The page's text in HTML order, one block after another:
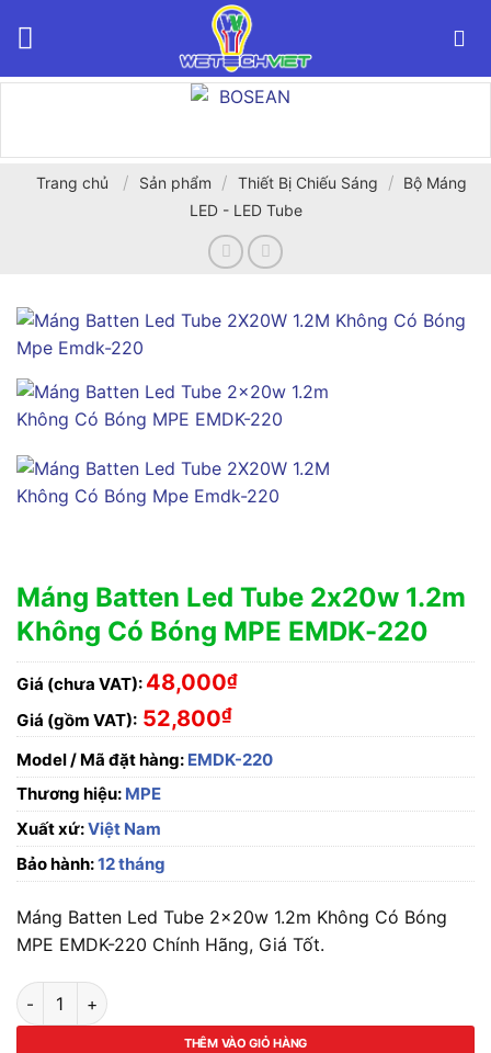
Trang chủ / Sản phẩm / Thiết Bị Chiếu Sáng / Bộ Máng
LED - LED Tube
Máng Batten Led Tube 2x20w 1.2m
Không Có Bóng MPE EMDK-220
Giá (chưa VAT): 48,000₫
Giá (gồm VAT): 52,800₫
Model / Mã đặt hàng: EMDK-220
Thương hiệu: MPE
Xuất xứ:Việt Nam
Bảo hành:12 tháng
Máng Batten Led Tube 2x20w 1.2m Không Có Bóng
MPE EMDK-220 Chính Hãng, Giá Tốt.
Máng Batten Led Tube 2x20w 1.2m Không Có Bóng MPE
THÊM VÀO GIỎ HÀNG